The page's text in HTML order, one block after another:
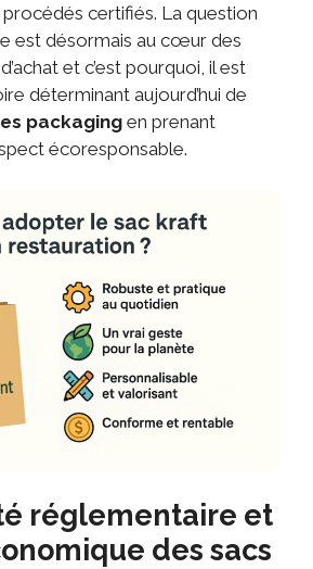
certifiés. La question
est désormais au cœur des
et c’est pourquoi, il est
déterminant aujourd’hui de
packaging en prenant
écoresponsable.
réglementaire et
des sacs